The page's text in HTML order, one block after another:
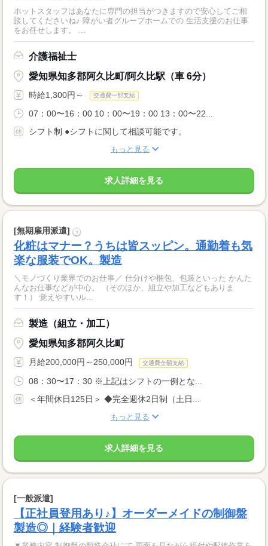
ホットスタッフはあなたに専門の担当がつきますので安心してご相
談してくださいね♪ 障がい者グループホームでの 生活支援のお仕事
をお任せします。 ...
介護福祉士
愛知県知多郡阿久比町/阿久比駅（車 6分）
時給1,300円～ 交通費一部支給
07：00〜16：00 10：00〜19：00 13：00〜22...
シフト制 ●シフトに関して相談可能です。
もっと見る
求人詳細を見る
[無期雇用派遣] ?
化粧はマナー？うちは皆スッピン。通勤着も気
楽な服装でOK。製造
＼モノづくり業界でのお仕事／ 仕分けや梱包、包装といった かんた
んなお仕事などが中心。 （そのほか、組立や加工などもありま
す！） 覚えやすいル...
製造（組立・加工）
愛知県知多郡阿久比町
月給200,000円～250,000円 交通費全額支給
08：30〜17：30 ※上記はシフトの一例とな...
＜年間休日125日＞ ◆完全週休2日制（土日...
もっと見る
求人詳細を見る
[一般派遣]
【正社員登用あり♪】オーダーメイドの制御盤
製造◎｜経験者歓迎